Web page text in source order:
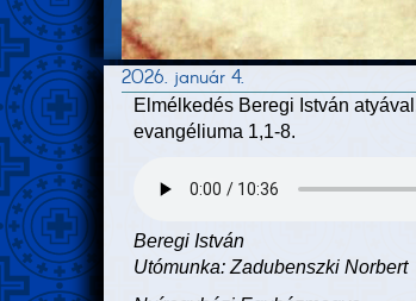
2026. január 4.
Elmélkedés Beregi István
evangéliuma 1,1-8.
Beregi István
Utómunka: Zadubenszki Norbert